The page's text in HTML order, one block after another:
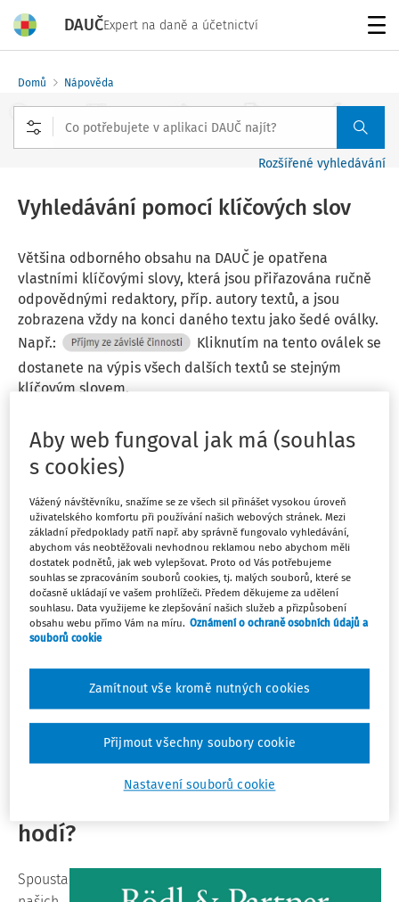
DAUČExpert na daně a účetnictví
Domů Nápověda
Rozšířené vyhledávání
Vyhledávání pomocí klíčových slov
Většina odborného obsahu na DAUČ je opatřena
vlastními klíčovými slovy, která jsou přiřazována ručně
odpovědnými redaktory, příp. autory textů, a jsou
zobrazena vždy na konci daného textu jako šedé oválky.
Např.:
Kliknutím na tento oválek se
dostanete na výpis všech dalších textů se stejným
klíčovým slovem.
Kde najdu seznam všech klíčových
slov?
Výpis všech klíčových slov z celého DAUČ naleznete zde
>>>A také vždy v zápatí stránek v šedém pruhu pod
odkazem "Témata":
konkrétního klíčového slova?)
hodí?
Spousta
Aby web fungoval jak má (souhlas
s cookies)
Vážený návštěvníku, snažíme se ze všech sil přinášet vysokou úroveň
uživatelského komfortu při používání našich webových stránek. Mezi
základní předpoklady patří např. aby správně fungovalo vyhledávání,
abychom vás neobtěžovali nevhodnou reklamou nebo abychom měli
dostatek podnětů, jak web vylepšovat. Proto od Vás potřebujeme
souhlas se zpracováním souborů cookies, tj. malých souborů, které se
dočasně ukládají ve vašem prohlížeči. Předem děkujeme za udělení
souhlasu. Data využijeme ke zlepšování našich služeb a přizpůsobení
obsahu webu přímo Vám na míru. Oznámení o ochraně osobních údajů a
souborů cookie
Nastavení souborů cookie
Zamítnout vše kromě nutných cookies
Přijmout všechny soubory cookie